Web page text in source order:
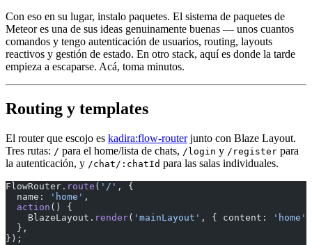
Con eso en su lugar, instalo paquetes. El sistema de paquetes de
Meteor es una de sus ideas genuinamente buenas — unos cuantos
comandos y tengo autenticación de usuarios, routing, layouts
reactivos y gestión de estado. En otro stack, aquí es donde la tarde
empieza a escaparse. Acá, toma minutos.
Routing y templates
El router que escojo es kadira:flow-routerjunto con Blaze Layout.
Tres rutas: / para el home/lista de chats, /login y /register para
la autenticación, y /chat/:chatId para las salas individuales.
FlowRouter. route ( '/' , {
  name:
'home' ,
  action
() {
    BlazeLayout.
render( 'mainLayout' , { content: 'home'
  },
});